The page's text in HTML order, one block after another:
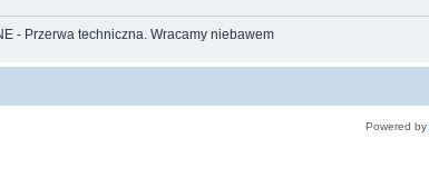
- Przerwa techniczna. Wracamy niebawem
Powered by